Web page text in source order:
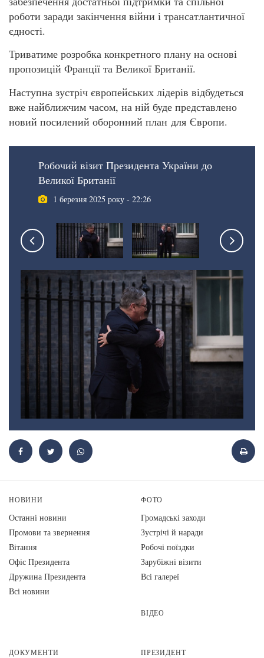
роботи заради закінчення війни і трансатлантичної
єдності.
Триватиме розробка конкретного плану на основі
пропозицій Франції та Великої Британії.
Наступна зустріч європейських лідерів відбудеться
вже найближчим часом, на ній буде представлено
новий посилений оборонний план для Європи.
Робочий візит Президента України до
Великої Британії
1 березня 2025 року - 22:26
НОВИНИ
Останні новини
Промови та звернення
Вiтання
Офіс Президента
Дружина Президента
Всі новини
ФОТО
Громадські заходи
Зустрічі й наради
Робочі поїздки
Зарубіжні візити
Всі галереї
ВІДЕО
ДОКУМЕНТИ ПРЕЗИДЕНТ